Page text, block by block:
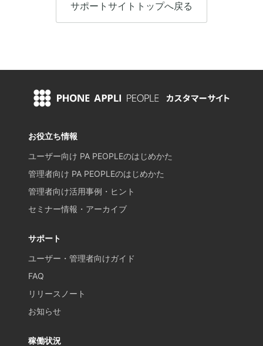
サポートサイトトップへ戻る
お役立ち情報
ユーザー向け PA PEOPLEのはじめかた
管理者向け PA PEOPLEのはじめかた
管理者向け活用事例・ヒント
セミナー情報・アーカイブ
サポート
ユーザー・管理者向けガイド
FAQ
リリースノート
お知らせ
稼働状況